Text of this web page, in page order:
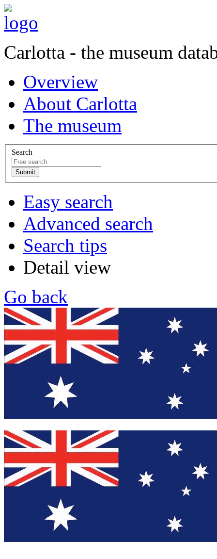
Carlotta - the museum
Overview
About Carlotta
The museum
Search
Easy search
Advanced search
Search tips
Detail view
Go back